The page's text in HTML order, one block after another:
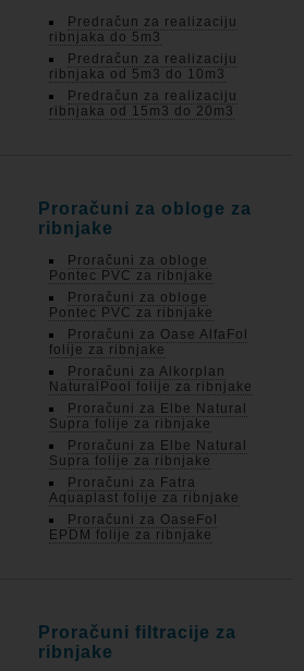
Predračun za realizaciju
ribnjaka do 5m3
Predračun za realizaciju
ribnjaka od 5m3 do 10m3
Predračun za realizaciju
ribnjaka od 15m3 do 20m3
Proračuni za obloge za
ribnjake
Proračuni za obloge
Pontec PVC za ribnjake
Proračuni za obloge
Pontec PVC za ribnjake
Proračuni za Oase AlfaFol
folije za ribnjake
Proračuni za Alkorplan
NaturalPool folije za ribnjake
Proračuni za Elbe Natural
Supra folije za ribnjake
Proračuni za Elbe Natural
Supra folije za ribnjake
Proračuni za Fatra
Aquaplast folije za ribnjake
Proračuni za OaseFol
EPDM folije za ribnjake
Proračuni filtracije za
ribnjake